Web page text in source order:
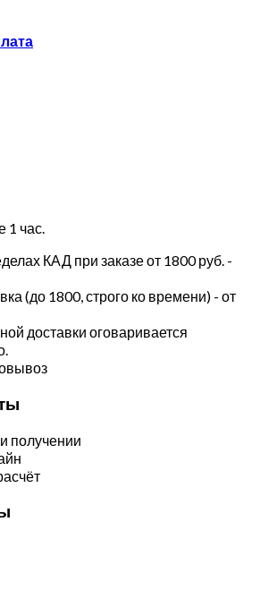
1 час.
КАД при заказе от 1800 руб. -
(до 1800, строго ко времени) - от
доставки оговаривается
получении